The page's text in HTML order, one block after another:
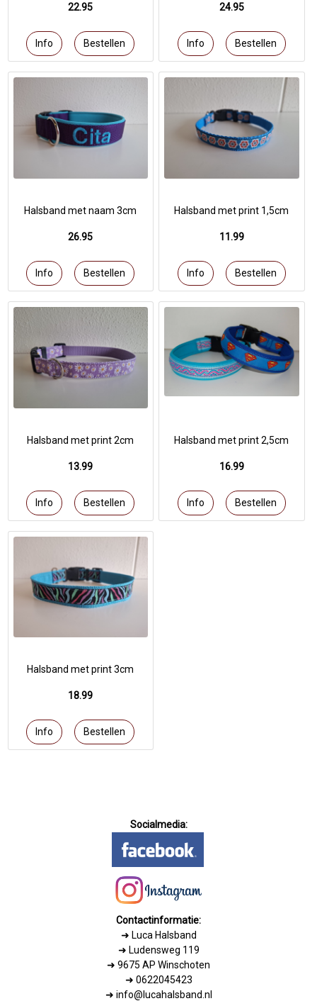
22.95 24.95
Halsband met naam 3cm
26.95
Halsband met print 1,5cm
11.99
Halsband met print 2cm
13.99
Halsband met print 2,5cm
16.99
Halsband met print 3cm
18.99
Socialmedia:
Contactinformatie:
➜ Luca Halsband
➜ Ludensweg 119
➜ 9675 AP Winschoten
➜ 0622045423
➜ info@lucahalsband.nl